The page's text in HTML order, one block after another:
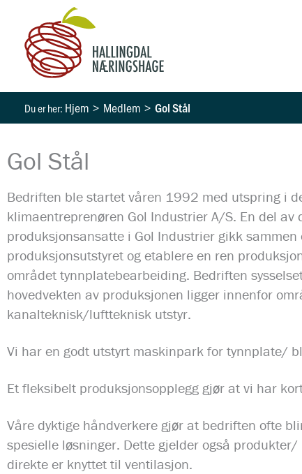
innholdet
Hjem Medlem Gol Stål
Gol Stål
Bedriften ble startet våren 1992 med utspring i
klimaentreprenøren Gol Industrier A/S. En del av
produksjonsansatte i Gol Industrier gikk sammen
produksjonsutstyret og etablere en ren
området tynnplatebearbeiding. Bedriften
hovedvekten av produksjonen ligger innenfor
kanalteknisk/luftteknisk utstyr.
Vi har en godt utstyrt maskinpark for tynnplate/
Et fleksibelt produksjonsopplegg gjør at vi har
Våre dyktige håndverkere gjør at bedriften ofte
spesielle løsninger. Dette gjelder også
direkte er knyttet til ventilasjon.